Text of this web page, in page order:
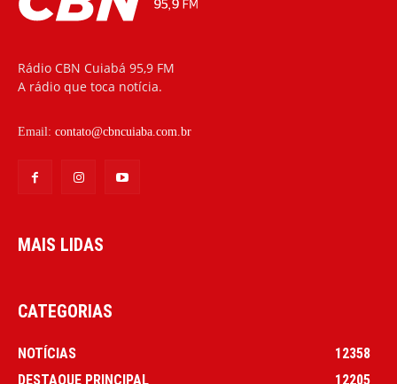
Rádio CBN Cuiabá 95,9 FM
A rádio que toca notícia.
Email: contato@cbncuiaba.com.br
MAIS LIDAS
CATEGORIAS
NOTÍCIAS
12358
DESTAQUE PRINCIPAL
12205